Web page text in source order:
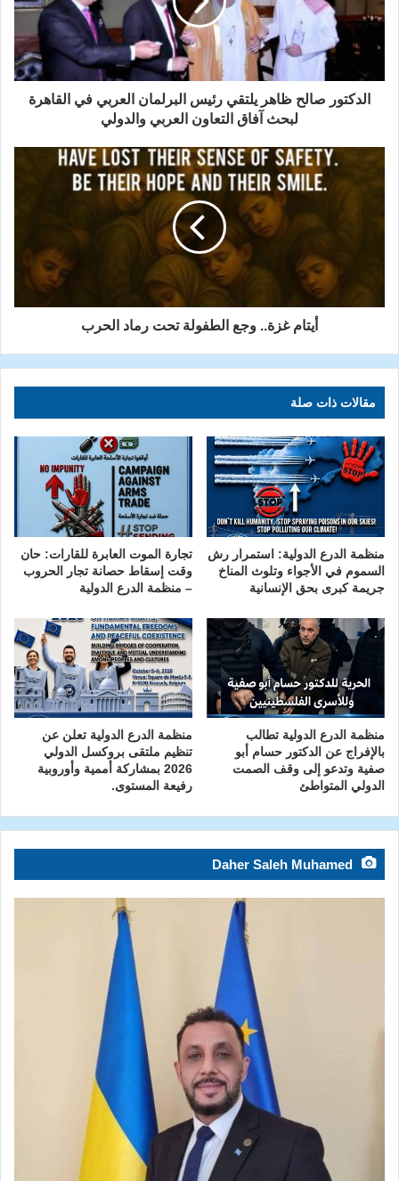
الدكتور صالح ظاهر يلتقي رئيس البرلمان العربي في القاهرة
لبحث آفاق التعاون العربي والدولي
أيتام غزة.. وجع الطفولة تحت رماد الحرب
مقالات ذات صلة
منظمة الدرع الدولية: استمرار رش
السموم في الأجواء وتلوث المناخ
جريمة كبرى بحق الإنسانية
تجارة الموت العابرة للقارات: حان
وقت إسقاط حصانة تجار الحروب
– منظمة الدرع الدولية
منظمة الدرع الدولية تطالب
بالإفراج عن الدكتور حسام أبو
صفية وتدعو إلى وقف الصمت
الدولي المتواطئ
منظمة الدرع الدولية تعلن عن
تنظيم ملتقى بروكسل الدولي
2026 بمشاركة أممية وأوروبية
رفيعة المستوى.
Daher Saleh Muhamed